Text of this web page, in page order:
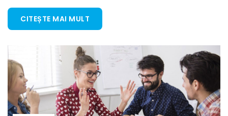
CITEȘTE MAI MULT